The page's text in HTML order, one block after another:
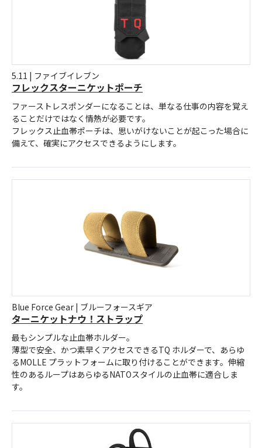
5.11 | ファイブイレブン
フレックスターニケットポーチ
ファーストレスポンダーになることは、単なる仕事の内容を覚え
ることだけではなく情熱が必要です。
フレックス止血帯ポーチは、思いがけないことが起こった場合に
備えて、確実にアクセスできるようにします。
Blue Force Gear | ブルーフォースギア
ターニケットナウ！ストラップ
最もシンプルな止血帯ホルダー。
薄型で安全、かつ素早くアクセスできるTQ ホルダーで、あらゆ
るMOLLE プラットフォームに取り付けることができます。伸縮
性のあるループはあらゆるNATOスタイルの止血帯に適合しま
す。